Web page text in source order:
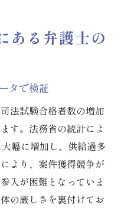
ある弁護士の
タで検証
法試験合格者数の増加
す。法務省の統計によ
幅に増加し、供給過多
より、案件獲得競争が
入が困難となっていま
の厳しさを裏付けてお